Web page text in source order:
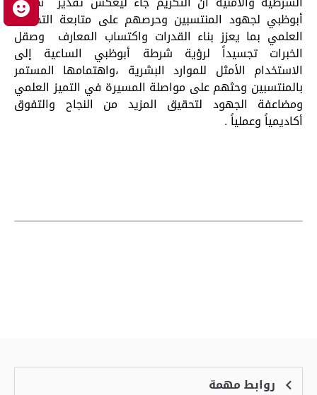
أبوظبي لجهود المنتسبين وحرصهم على متابعة التحصيل
العلمي بما يعزز بناء القدرات واكتساب المعارف وصقل
الخبرات تجسيداً لرؤية شرطة أبوظبي الساعية إلى
الاستخدام الأمثل للموارد البشرية ،واهتمامها المستمر
بالمنتسبين وحثهم على مواصلة المسيرة في التميز العلمي
ومضاعفة الجهود لتحقيق المزيد من النجاح والتفوق
أكاديمياً وعملياً .
روابط مهمة